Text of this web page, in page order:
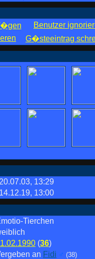
Benutzer
G�steeintrag
20.07.03, 13:29
14.12.19, 13:00
Tierchen
(36)
an Fidi ♂ (38)